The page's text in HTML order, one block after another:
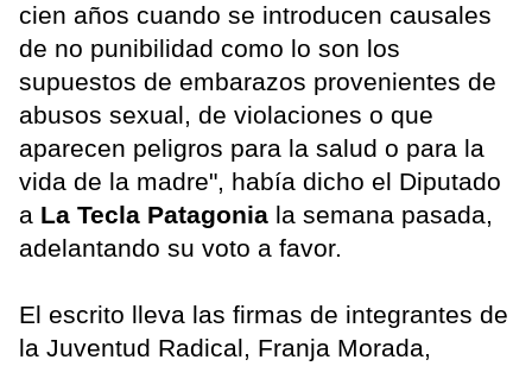
cien años cuando se introducen causales
de no punibilidad como lo son los
supuestos de embarazos provenientes de
abusos sexual, de violaciones o que
aparecen peligros para la salud o para la
vida de la madre", había dicho el Diputado
a La Tecla Patagonia la semana pasada,
adelantando su voto a favor.
El escrito lleva las firmas de integrantes de
la Juventud Radical, Franja Morada,